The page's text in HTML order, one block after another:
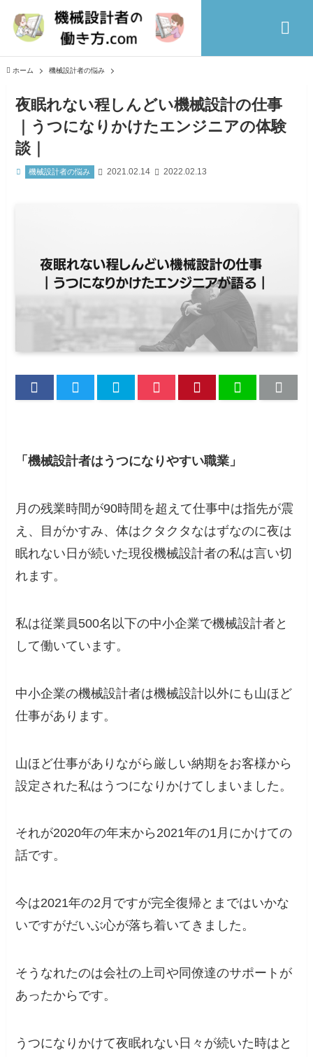
ホーム 機械設計者の悩み
夜眠れない程しんどい機械設計の仕事
｜うつになりかけたエンジニアの体験
談｜
機械設計者の悩み 2021.02.14 2022.02.13
「機械設計者はうつになりやすい職業」
月の残業時間が90時間を超えて仕事中は指先が震
え、目がかすみ、体はクタクタなはずなのに夜は
眠れない日が続いた現役機械設計者の私は言い切
れます。
私は従業員500名以下の中小企業で機械設計者と
して働いています。
中小企業の機械設計者は機械設計以外にも山ほど
仕事があります。
山ほど仕事がありながら厳しい納期をお客様から
設定された私はうつになりかけてしまいました。
それが2020年の年末から2021年の1月にかけての
話です。
今は2021年の2月ですが完全復帰とまではいかな
いですがだいぶ心が落ち着いてきました。
そうなれたのは会社の上司や同僚達のサポートが
あったからです。
うつになりかけて夜眠れない日々が続いた時はと